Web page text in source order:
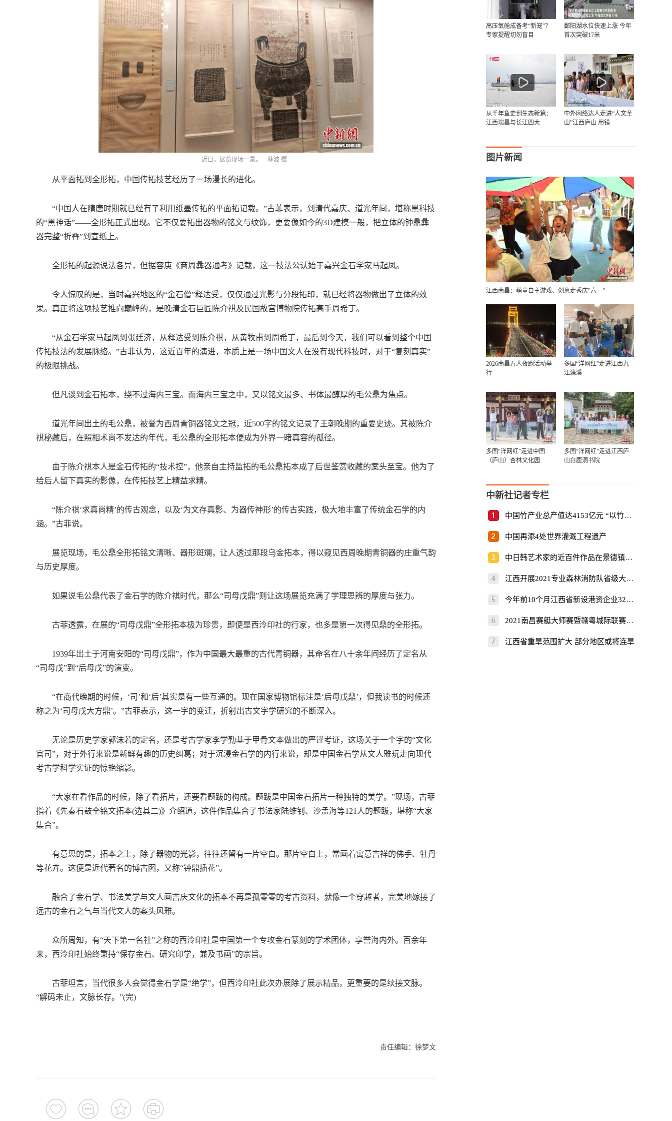
近日，展览现场一景。 林波 摄
从平面拓到全形拓，中国传拓技艺经历了一场漫长的进化。
“中国人在隋唐时期就已经有了利用纸墨传拓的平面拓记载。”古菲表示，到清代嘉庆、道光年间，堪称黑科技
的“黑神话”——全形拓正式出现。它不仅要拓出器物的铭文与纹饰，更要像如今的3D建模一般，把立体的钟鼎彝
器完整“折叠”到宣纸上。
全形拓的起源说法各异，但据容庚《商周彝器通考》记载，这一技法公认始于嘉兴金石学家马起凤。
令人惊叹的是，当时嘉兴地区的“金石僧”释达受，仅仅通过光影与分段拓印，就已经将器物做出了立体的效
果。真正将这项技艺推向巅峰的，是晚清金石巨匠陈介祺及民国故宫博物院传拓高手周希丁。
“从金石学家马起凤到张廷济，从释达受到陈介祺，从黄牧甫到周希丁，最后到今天，我们可以看到整个中国
传拓技法的发展脉络。”古菲认为，这近百年的演进，本质上是一场中国文人在没有现代科技时，对于“复刻真实”
的极限挑战。
但凡谈到金石拓本，绕不过海内三宝。而海内三宝之中，又以铭文最多、书体最醇厚的毛公鼎为焦点。
道光年间出土的毛公鼎，被誉为西周青铜器铭文之冠，近500字的铭文记录了王朝晚期的重要史迹。其被陈介
祺秘藏后，在照相术尚不发达的年代，毛公鼎的全形拓本便成为外界一睹真容的孤径。
由于陈介祺本人是金石传拓的“技术控”，他亲自主持监拓的毛公鼎拓本成了后世鉴赏收藏的案头至宝。他为了
给后人留下真实的影像，在传拓技艺上精益求精。
“陈介祺‘求真尚精’的传古观念，以及‘为文存真影、为器传神形’的传古实践，极大地丰富了传统金石学的内
涵。”古菲说。
展览现场，毛公鼎全形拓铭文清晰、器形斑斓，让人透过那段乌金拓本，得以窥见西周晚期青铜器的庄重气韵
与历史厚度。
如果说毛公鼎代表了金石学的陈介祺时代，那么“司母戊鼎”则让这场展览充满了学理思辨的厚度与张力。
古菲透露，在展的“司母戊鼎”全形拓本极为珍贵，即便是西泠印社的行家，也多是第一次得见鼎的全形拓。
1939年出土于河南安阳的“司母戊鼎”，作为中国最大最重的古代青铜器，其命名在八十余年间经历了定名从
“司母戊”到“后母戊”的演变。
“在商代晚期的时候，‘司’和‘后’其实是有一些互通的。现在国家博物馆标注是‘后母戊鼎’，但我读书的时候还
称之为‘司母戊大方鼎’。”古菲表示，这一字的变迁，折射出古文字学研究的不断深入。
无论是历史学家郭沫若的定名，还是考古学家李学勤基于甲骨文本做出的严谨考证，这场关于一个字的“文化
官司”，对于外行来说是新鲜有趣的历史纠葛；对于沉浸金石学的内行来说，却是中国金石学从文人雅玩走向现代
考古学科学实证的惊艳缩影。
“大家在看作品的时候，除了看拓片，还要看题跋的构成。题跋是中国金石拓片一种独特的美学。”现场，古菲
指着《先秦石鼓全铭文拓本(选其二)》介绍道，这件作品集合了书法家陆维钊、沙孟海等121人的题跋，堪称“大家
集合”。
有意思的是，拓本之上，除了器物的光影，往往还留有一片空白。那片空白上，常画着寓意吉祥的佛手、牡丹
等花卉。这便是近代著名的博古图，又称“钟鼎插花”。
融合了金石学、书法美学与文人画吉庆文化的拓本不再是孤零零的考古资料，就像一个穿越者，完美地嫁接了
远古的金石之气与当代文人的案头风雅。
众所周知，有“天下第一名社”之称的西泠印社是中国第一个专攻金石篆刻的学术团体，享誉海内外。百余年
来，西泠印社始终秉持“保存金石、研究印学，兼及书画”的宗旨。
古菲坦言，当代很多人会觉得金石学是“绝学”，但西泠印社此次办展除了展示精品，更重要的是续接文脉。
“解码未止，文脉长存。”(完)
责任编辑：徐梦文
高压氧舱成备考“新宠”？
专家提醒切勿盲目
鄱阳湖水位快速上涨 今年
首次突破17米
从千年鱼史到生态新篇：
江西瑞昌与长江四大
中外网络达人走进“人文圣
山”江西庐山 用镜
图片新闻
江西南昌：萌童自主游戏、创意走秀庆"六一"
2026南昌万人夜跑活动举
行
多国“洋网红”走进江西九
江濂溪
多国“洋网红”走进中国
（庐山）杏林文化园
多国“洋网红”走进江西庐
山白鹿洞书院
中新社记者专栏
中国竹产业总产值达4153亿元 “以竹代塑”倡
中国再添4处世界灌溉工程遗产
中日韩艺术家的近百件作品在景德镇展出
江西开展2021专业森林消防队省级大比武
今年前10个月江西省新设港资企业325家
2021南昌赛艇大师赛暨赣粤城际联赛开赛
江西省重旱范围扩大 部分地区或将连旱